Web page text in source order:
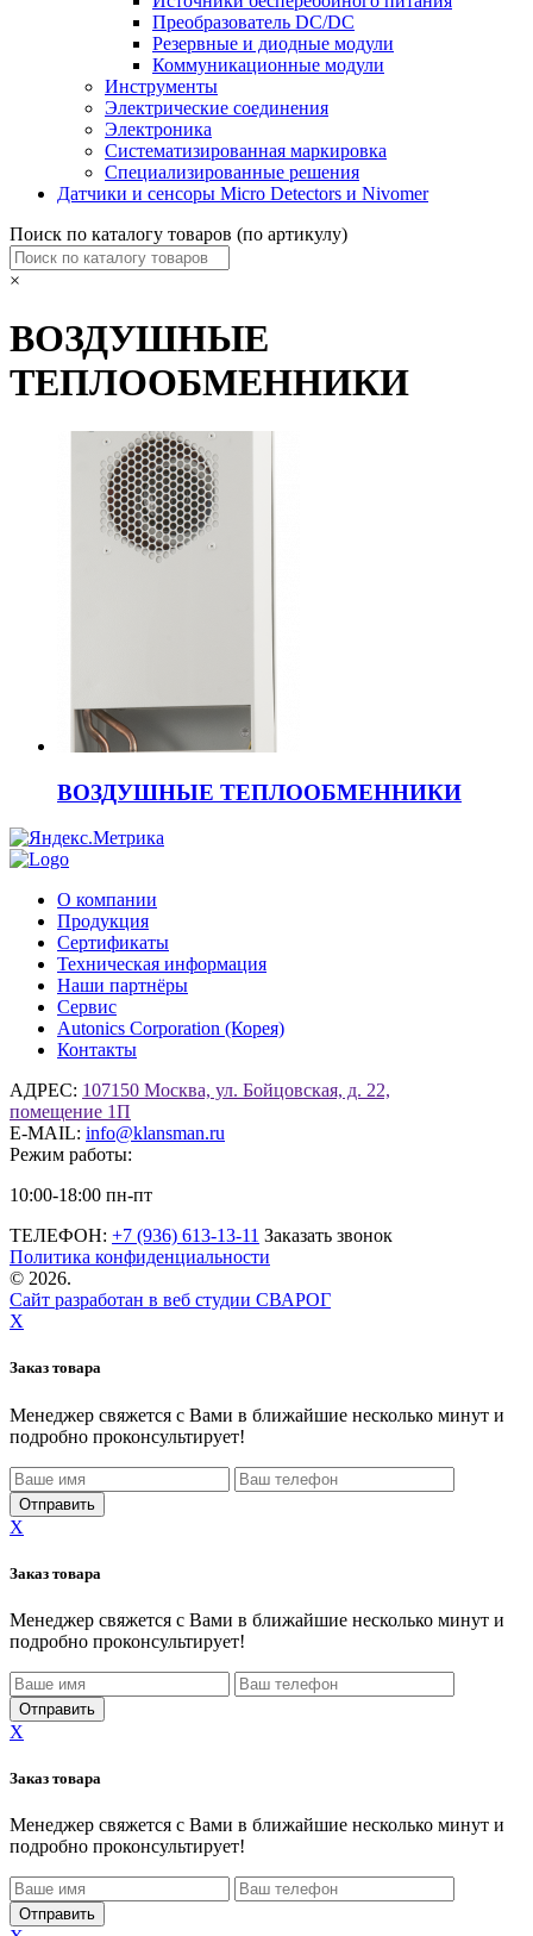
Преобразователь DC/DC
Резервные и диодные модули
Коммуникационные модули
Инструменты
Электрические соединения
Электроника
Систематизированная маркировка
Специализированные решения
Датчики и сенсоры Micro Detectors и Nivomer
Поиск по каталогу товаров (по артикулу)
×
ВОЗДУШНЫЕ
ТЕПЛООБМЕННИКИ
ВОЗДУШНЫЕ ТЕПЛООБМЕННИКИ
О компании
Продукция
Сертификаты
Техническая информация
Наши партнёры
Сервис
Autonics Corporation (Корея)
Контакты
АДРЕС: 107150 Москва, ул. Бойцовская, д. 22,
помещение 1П
E-MAIL: info@klansman.ru
Режим работы:
10:00-18:00 пн-пт
ТЕЛЕФОН: +7 (936) 613-13-11 Заказать звонок
Политика конфиденциальности
© 2026.
Сайт разработан в веб студии СВАРОГ
X
Заказ товара
Менеджер свяжется с Вами в ближайшие несколько минут и
подробно проконсультирует!
X
Заказ товара
Менеджер свяжется с Вами в ближайшие несколько минут и
подробно проконсультирует!
X
Заказ товара
Менеджер свяжется с Вами в ближайшие несколько минут и
подробно проконсультирует!